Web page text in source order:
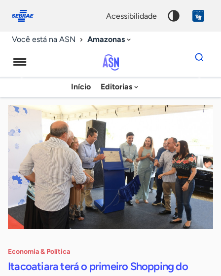
conosco
acessibilidade
Você está na ASN Amazonas
Agência
Sebrae
de
Notícias
Início Editorias
Dados
para
chave
Economia & Política
Itacoatiara terá o primeiro Shopping do